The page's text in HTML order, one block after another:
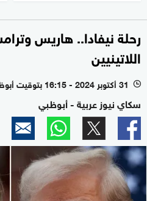
رحلة نيفادا.. هاريس
اللاتينيين
l 31 أكتوبر 2024 - 16:15 بتوقيت أبوظبي
سكاي نيوز عربية - أبوظبي